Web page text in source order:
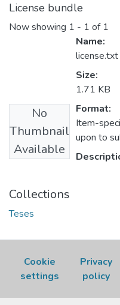
License bundle
Now showing 1 - 1 of 1
No
Thumbnail
Available
Name:
license.txt
Size:
1.71 KB
Format:
Item-
upon to
Collections
Teses
Cookie
settings
Privacy
policy